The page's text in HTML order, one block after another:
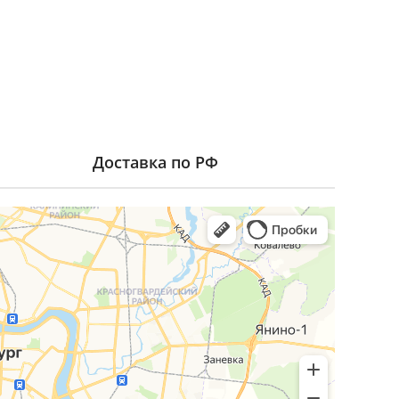
Доставка по РФ